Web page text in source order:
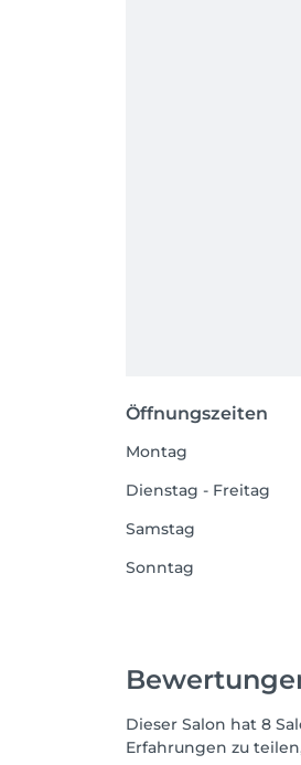
Öffnungszeiten
Montag
Dienstag - Freitag
Samstag
Sonntag
Dieser Salon hat 8
Erfahrungen zu